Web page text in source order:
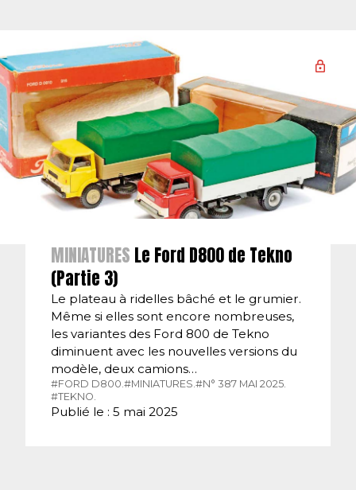
MINIATURES Le Ford D800 de Tekno
(Partie 3)
Le plateau à ridelles bâché et le grumier.
Même si elles sont encore nombreuses,
les variantes des Ford 800 de Tekno
diminuent avec les nouvelles versions du
modèle, deux camions…
#FORD D800.#MINIATURES.#N° 387 MAI 2025.
#TEKNO.
Publié le : 5 mai 2025